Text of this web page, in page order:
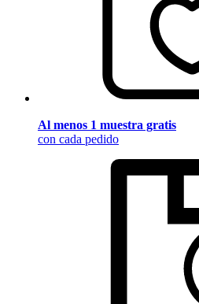
Al menos 1 muestra gratis
con cada pedido